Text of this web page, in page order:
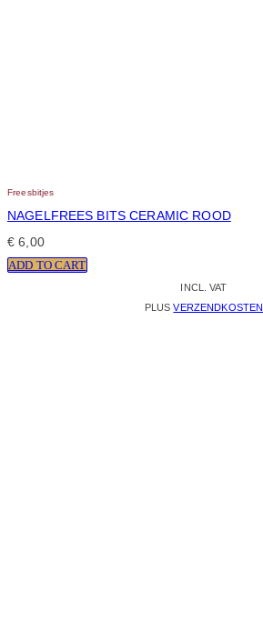
Freesbitjes
NAGELFREES BITS CERAMIC ROOD
€ 6,00
ADD TO CART
INCL. VAT
PLUSVERZENDKOSTEN